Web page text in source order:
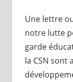
Une lettre
notre lutte
garde
la CSN sont